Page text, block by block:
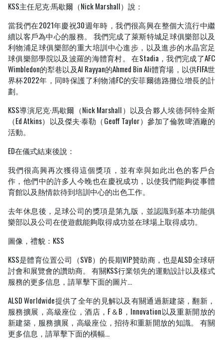
KSS主任尼克·馬歇爾（Nick Marshall）說：
當我們在2021年慶祝30週年時，我們很高興在整個大流行中繼
續以客戶為中心的服務。 我們完成了萊斯特城足球俱樂部以及
利物浦足球俱樂部的重大培訓中心進步，以及進步的水晶宮足
球俱樂部學院以及波羅的海體育村。 在Stadia，我們完成了AFC
Wimbledon的犁巷以及Al Rayyan的Ahmed Bin Ali體育場，以供FIFA世
界杯2022年，同時保護了利物浦FC的安菲爾德路攤位增長的計
劃。
KSS導演尼克·馬歇爾（Nick Marshall）以及合夥人埃德·阿特金斯
（Ed Atkins）以及傑夫·泰勒（Geoff Taylor）參加了倫敦啤酒廠的
活動。
ED在儀式結束後說：
我們很高興再次獲得這個獎項，並有幸與如此出色的客戶合
作，他們中的許多人今晚也在慶祝成功，以使我們能夠從事體
育館以及熱情款待到培訓中心的出色工作。
去年休息後，足球公司的獎項是第九版，並認識到基本功能俱
樂部以及公司在使遊戲能夠取得成功並在球場上取得成功。
圖像，禮貌：KSS
KSS是體育位置公司（SVB）的長期VIP贊助商，也是ALSD全球研
討會和展覽會的讚助商。 有關KSS行業領先的運動設計以及樣式
服務的更多信息，請單擊下面的圖片…
ALSD Worldwide提供了全年的見解以及有關通過新建築，翻新，
服務擴展，高級座位，酒店，F＆B，Innovation以及重新開放的
新建築，服務擴展，高級座位，招待和重新開放的知識。 有關
更多信息，請單擊下面的橫幅…